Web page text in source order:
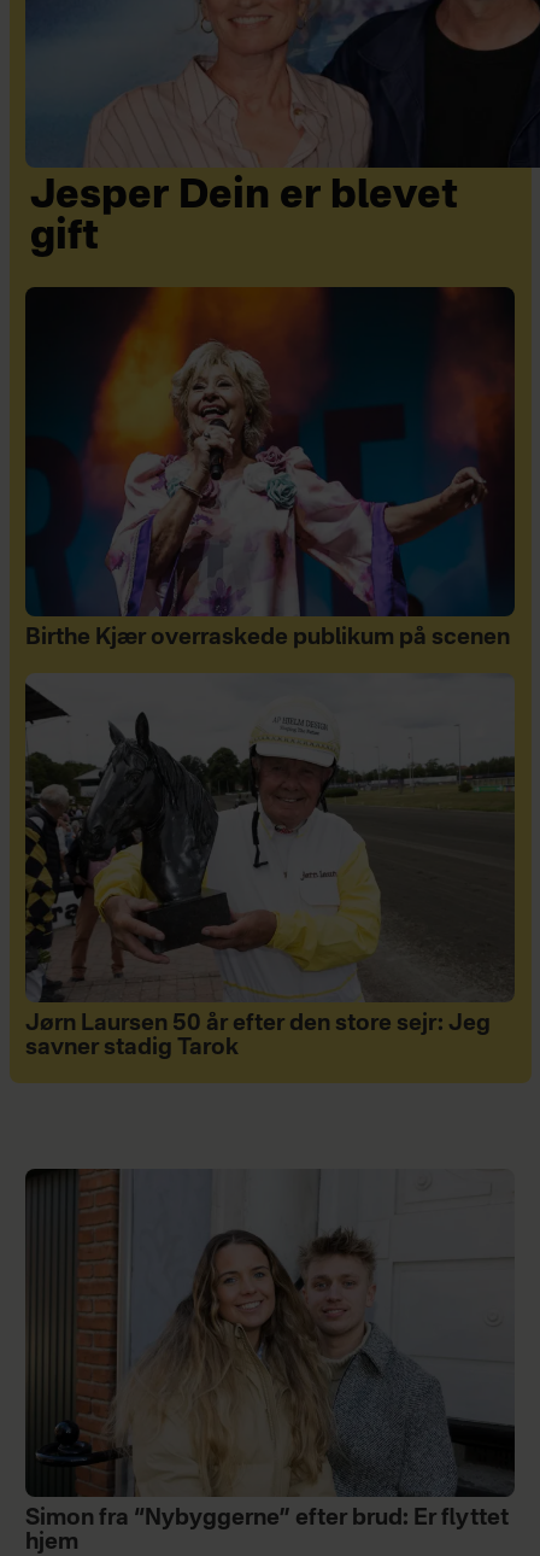
Jesper Dein er blevet
gift
Birthe Kjær overraskede publikum på scenen
Jørn Laursen 50 år efter den store sejr: Jeg
savner stadig Tarok
Simon fra “Nybyggerne” efter brud: Er flyttet
hjem